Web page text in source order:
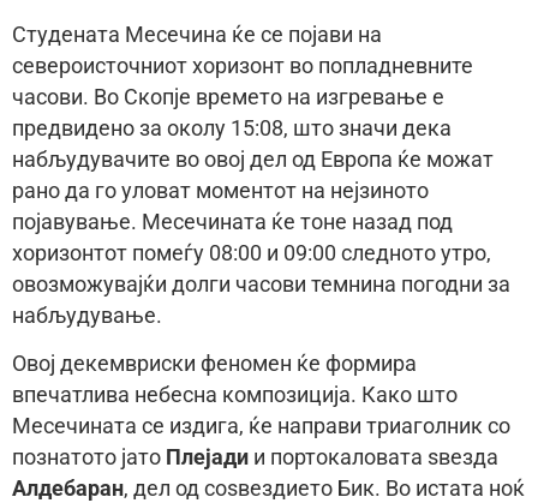
Студената Месечина ќе се појави на
североисточниот хоризонт во попладневните
часови. Во Скопје времето на изгревање е
предвидено за околу 15:08, што значи дека
набљудувачите во овој дел од Европа ќе можат
рано да го уловат моментот на нејзиното
појавување. Месечината ќе тоне назад под
хоризонтот помеѓу 08:00 и 09:00 следното утро,
овозможувајќи долги часови темнина погодни за
набљудување.
Овој декемвриски феномен ќе формира
впечатлива небесна композиција. Како што
Месечината се издига, ќе направи триаголник со
познатото јато Плејади и портокаловата ѕвезда
Алдебаран, дел од соѕвездието Бик. Во истата ноќ